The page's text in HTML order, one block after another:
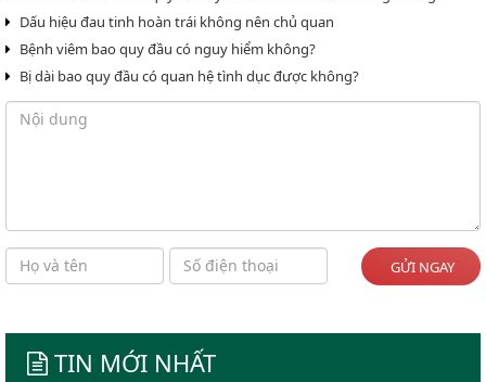
Dấu hiệu đau tinh hoàn trái không nên chủ quan
Bệnh viêm bao quy đầu có nguy hiểm không?
Bị dài bao quy đầu có quan hệ tình dục được không?
GỬI NGAY
TIN MỚI NHẤT